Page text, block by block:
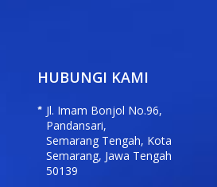
HUBUNGI KAMI
Jl. Imam Bonjol No.96,
Pandansari,
Semarang Tengah, Kota
Semarang, Jawa Tengah
50139